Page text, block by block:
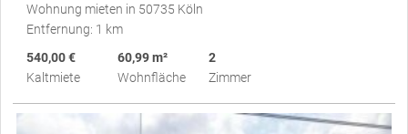
Wohnung mieten in 50735 Köln
Entfernung: 1 km
540,00 €
Kaltmiete
60,99 m²
Wohnfläche
2
Zimmer